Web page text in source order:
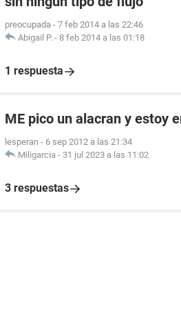
preocupada - 7 feb 2014 a las 22:46
Abigail P. - 8 feb 2014 a las 01:18
1 respuesta
ME pico un alacran y estoy
lesperan - 6 sep 2012 a las 21:34
Miligarcia - 31 jul 2023 a las 11:02
3 respuestas